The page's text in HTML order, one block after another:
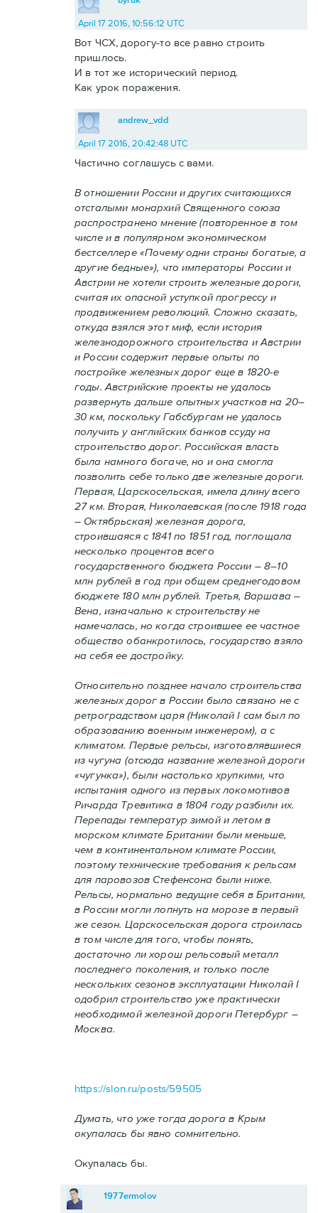
April 17 2016, 10:56:12 UTC
Вот ЧСХ, дорогу-то все равно строить
пришлось.
И в тот же исторический период.
Как урок поражения.
andrew_vdd
April 17 2016, 20:42:48 UTC
Частично соглашусь с вами.
В отношении России и других считающихся
отсталыми монархий Священного союза
распространено мнение (повторенное в том
числе и в популярном экономическом
бестселлере «Почему одни страны богатые, а
другие бедные»), что императоры России и
Австрии не хотели строить железные дороги,
считая их опасной уступкой прогрессу и
продвижением революций. Сложно сказать,
откуда взялся этот миф, если история
железнодорожного строительства и Австрии
и России содержит первые опыты по
постройке железных дорог еще в 1820-е
годы. Австрийские проекты не удалось
развернуть дальше опытных участков на 20–
30 км, поскольку Габсбургам не удалось
получить у английских банков ссуду на
строительство дорог. Российская власть
была намного богаче, но и она смогла
позволить себе только две железные дороги.
Первая, Царскосельская, имела длину всего
27 км. Вторая, Николаевская (после 1918 года
– Октябрьская) железная дорога,
строившаяся с 1841 по 1851 год, поглощала
несколько процентов всего
государственного бюджета России – 8–10
млн рублей в год при общем среднегодовом
бюджете 180 млн рублей. Третья, Варшава –
Вена, изначально к строительству не
намечалась, но когда строившее ее частное
общество обанкротилось, государство взяло
на себя ее достройку.
Относительно позднее начало строительства
железных дорог в России было связано не с
ретроградством царя (Николай I сам был по
образованию военным инженером), а с
климатом. Первые рельсы, изготовлявшиеся
из чугуна (отсюда название железной дороги
«чугунка»), были настолько хрупкими, что
испытания одного из первых локомотивов
Ричарда Тревитика в 1804 году разбили их.
Перепады температур зимой и летом в
морском климате Британии были меньше,
чем в континентальном климате России,
поэтому технические требования к рельсам
для паровозов Стефенсона были ниже.
Рельсы, нормально ведущие себя в Британии,
в России могли лопнуть на морозе в первый
же сезон. Царскосельская дорога строилась
в том числе для того, чтобы понять,
достаточно ли хорош рельсовый металл
последнего поколения, и только после
нескольких сезонов эксплуатации Николай I
одобрил строительство уже практически
необходимой железной дороги Петербург –
Москва.
https://slon.ru/posts/59505
Думать, что уже тогда дорога в Крым
окупалась бы явно сомнительно.
Окупалась бы.
1977ermolov